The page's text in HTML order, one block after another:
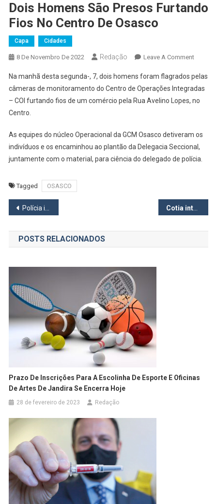
Dois Homens São Presos Furtando
Fios No Centro De Osasco
Capa Cidades
8 De Novembro De 2022 Redação Leave A CommentOn
Homens
São
Presos
No
Centro
De
Na manhã desta segunda-, 7, dois homens foram flagrados pelas
câmeras de monitoramento do Centro de Operações Integradas
– COI furtando fios de um comércio pela Rua Avelino Lopes, no
Centro.
As equipes do núcleo Operacional da GCM Osasco detiveram os
indivíduos e os encaminhou ao plantão da Delegacia Seccional,
juntamente com o material, para ciência do delegado de polícia.
Tagged OSASCO
Navegação
de
Post
Polícia identifica carro usado para matar ex-vereador de Jandira
POSTS RELACIONADOS
Prazo De Inscrições Para A Escolinha De Esporte E Oficinas
De Artes De Jandira Se Encerra Hoje
28 de fevereiro de 2023 Redação